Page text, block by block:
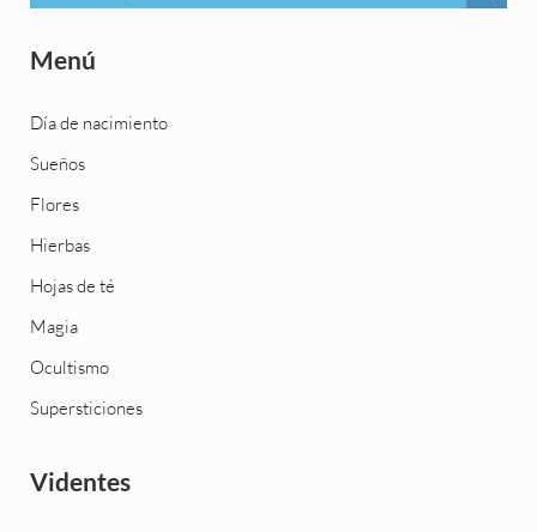
Menú
Día de nacimiento
Sueños
Flores
Hierbas
Hojas de té
Magia
Ocultismo
Supersticiones
Videntes